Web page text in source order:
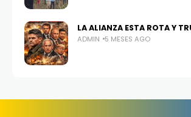
LA ALIANZA ESTA ROTA Y
ADMIN 5 MESES AGO